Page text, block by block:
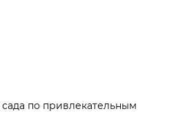
по привлекательным